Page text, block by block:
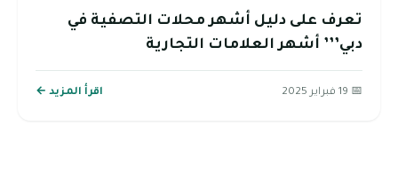
تعرف على دليل أشهر محلات التصفية في
دبي’’’ أشهر العلامات التجارية
📅 19 فبراير 2025 اقرأ المزيد ←